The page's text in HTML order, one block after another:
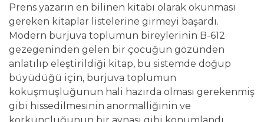
Prens yazarın en bilinen kitabı olarak okunması
gereken kitaplar listelerine girmeyi başardı.
Modern burjuva toplumun bireylerinin B-612
gezegeninden gelen bir çocuğun gözünden
anlatılıp eleştirildiği kitap, bu sistemde doğup
büyüdüğü için, burjuva toplumun
kokuşmuşluğunun hali hazırda olması gerekenmiş
gibi hissedilmesinin anormalliğinin ve